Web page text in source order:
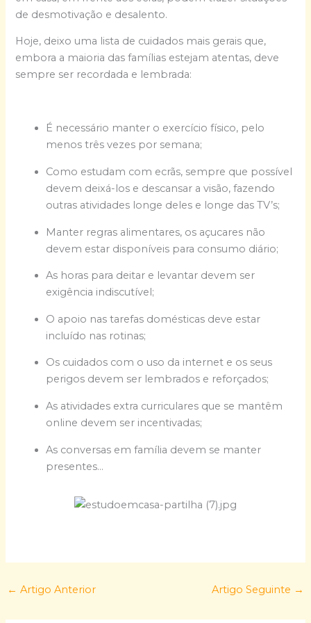
de desmotivação e desalento.
Hoje, deixo uma lista de cuidados mais gerais que,
embora a maioria das famílias estejam atentas, deve
sempre ser recordada e lembrada:
É necessário manter o exercício físico, pelo
menos três vezes por semana;
Como estudam com ecrãs, sempre que possível
devem deixá-los e descansar a visão, fazendo
outras atividades longe deles e longe das TV’s;
Manter regras alimentares, os açucares não
devem estar disponíveis para consumo diário;
As horas para deitar e levantar devem ser
exigência indiscutível;
O apoio nas tarefas domésticas deve estar
incluído nas rotinas;
Os cuidados com o uso da internet e os seus
perigos devem ser lembrados e reforçados;
As atividades extra curriculares que se mantêm
online devem ser incentivadas;
As conversas em família devem se manter
presentes…
← Artigo Anterior Artigo Seguinte →